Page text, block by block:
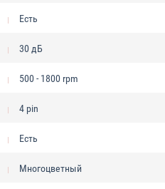
Есть
30 дБ
500 - 1800 rpm
4 pin
Есть
Многоцветный